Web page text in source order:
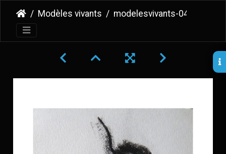
Modèles vivants modelesvivants-049